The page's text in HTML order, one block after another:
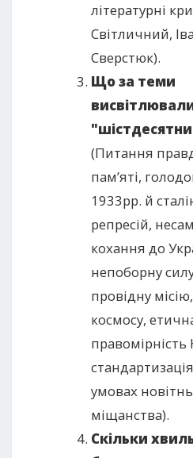
літературні
Світличний,
Сверстюк).
Що за теми
(Питання
пам’яті,
1933рр. й
репресій,
кохання до
непоборну
провідну
космосу,
правомірність
умовах
міщанства).
Скільки